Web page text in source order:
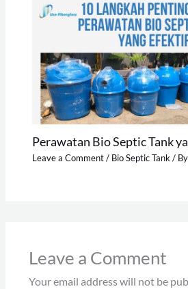
Perawatan Bio Septic Tank
Leave a Comment/ Bio Septic Tank/
Leave a Comment
Your email address will not be